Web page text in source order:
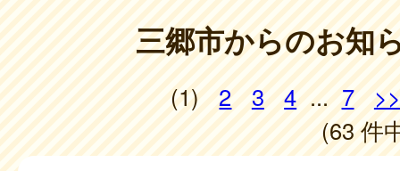
三郷市からのお知
(1) 2 3 4 ... 7
>>
(63 件